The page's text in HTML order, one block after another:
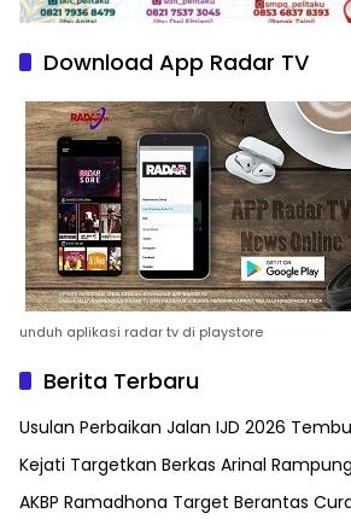
Download App Radar TV
unduh aplikasi radar tv di playstore
Berita Terbaru
Usulan Perbaikan Jalan IJD 2026
Kejati Targetkan Berkas Arinal
AKBP Ramadhona Target Berantas